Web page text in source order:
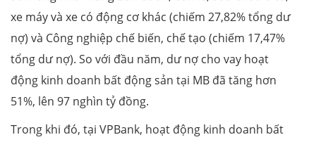
xe máy và xe có động cơ khác (chiếm 27,82% tổng dư
nợ) và Công nghiệp chế biến, chế tạo (chiếm 17,47%
tổng dư nợ). So với đầu năm, dư nợ cho vay hoạt
động kinh doanh bất động sản tại MB đã tăng hơn
51%, lên 97 nghìn tỷ đồng.
Trong khi đó, tại VPBank, hoạt động kinh doanh bất